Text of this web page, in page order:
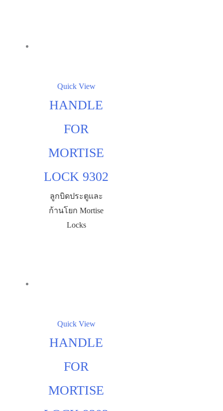
Quick View
HANDLE
FOR
MORTISE
LOCK 9302
ลูกบิดประตูและ
ก้านโยก Mortise
Locks
Quick View
HANDLE
FOR
MORTISE